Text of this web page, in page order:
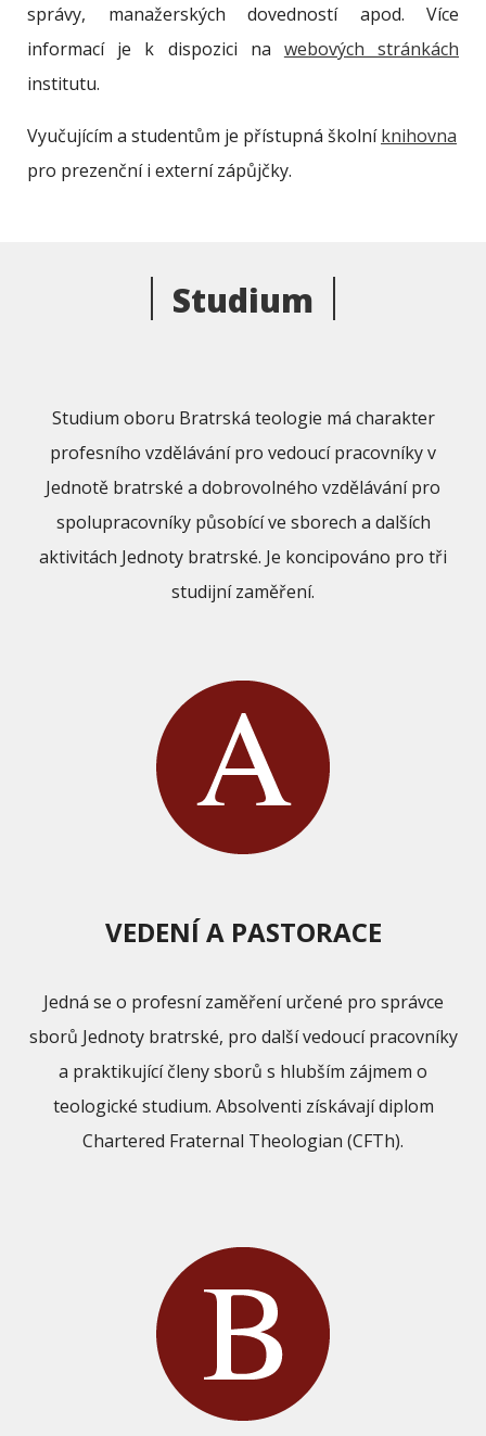
správy, manažerských dovedností apod. Více
informací je k dispozici na webových stránkách
institutu.
Vyučujícím a studentům je přístupná školníknihovna
pro prezenční i externí zápůjčky.
Studium
Studium oboru Bratrská teologie má charakter
profesního vzdělávání pro vedoucí pracovníky v
Jednotě bratrské a dobrovolného vzdělávání pro
spolupracovníky působící ve sborech a dalších
aktivitách Jednoty bratrské. Je koncipováno pro tři
studijní zaměření.
VEDENÍ A PASTORACE
Jedná se o profesní zaměření určené pro správce
sborů Jednoty bratrské, pro další vedoucí pracovníky
a praktikující členy sborů s hlubším zájmem o
teologické studium. Absolventi získávají diplom
Chartered Fraternal Theologian (CFTh).